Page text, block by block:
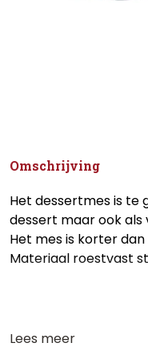
Omschrijving
Het dessertmes is te
dessert maar ook
Het mes is korter
Materiaal roestvast
Lees meer